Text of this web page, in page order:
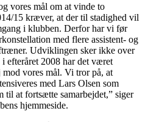
vores mål om at vinde to
15 kræver, at der til stadighed vil
i klubben. Derfor har vi før
med flere assistent- og
Udviklingen sker ikke over
efteråret 2008 har det været
vores mål. Vi tror på, at
med Lars Olsen som
at fortsætte samarbejdet,” siger
hjemmeside.